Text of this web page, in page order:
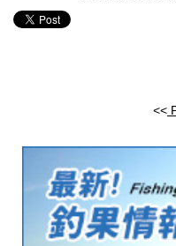
<<